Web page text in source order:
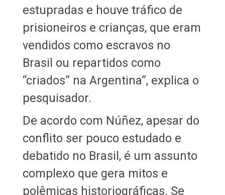
estupradas e houve tráfico de
prisioneiros e crianças, que eram
vendidos como escravos no
Brasil ou repartidos como
“criados” na Argentina”, explica o
pesquisador.
De acordo com Núñez, apesar do
conflito ser pouco estudado e
debatido no Brasil, é um assunto
complexo que gera mitos e
polêmicas historiográficas. Se